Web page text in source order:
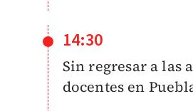
14:30
Sin regresar a las
docentes en